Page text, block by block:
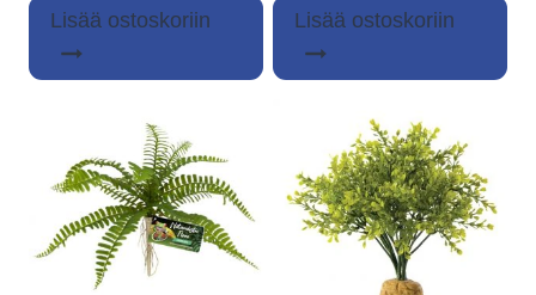
Lisää ostoskoriin Lisää ostoskoriin